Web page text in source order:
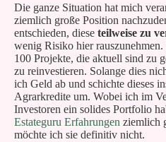
Die ganze Situation hat mich
ziemlich große Position
entschieden, diese teilweise zu
wenig Risiko hier
100 Projekte, die aktuell sind zu
zu reinvestieren. Solange dies
ich Geld ab und schichte dieses
Agrarkredite um. Wobei ich im
Investoren ein solides Portfolio
Estateguru Erfahrungen ziemlich
möchte ich sie definitiv nicht.